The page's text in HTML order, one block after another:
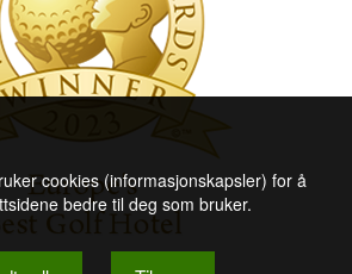
cookies (informasjonskapsler) for å
bedre til deg som bruker.